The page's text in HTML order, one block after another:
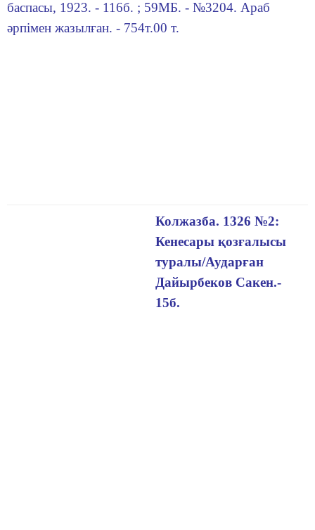
баспасы, 1923. - 116б. ; 59МБ. - №3204. Араб
әрпімен жазылған. - 754т.00 т.
Колжазба. 1326 №2:
Кенесары қозғалысы
туралы/Аударған
Дайырбеков Сакен.-
15б.